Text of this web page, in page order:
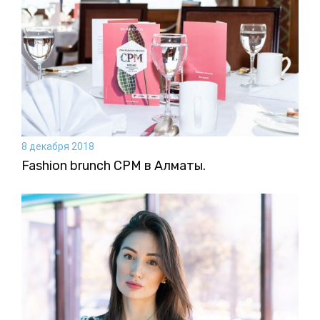
8 декабря 2018
Fashion brunch CPM в Алматы.